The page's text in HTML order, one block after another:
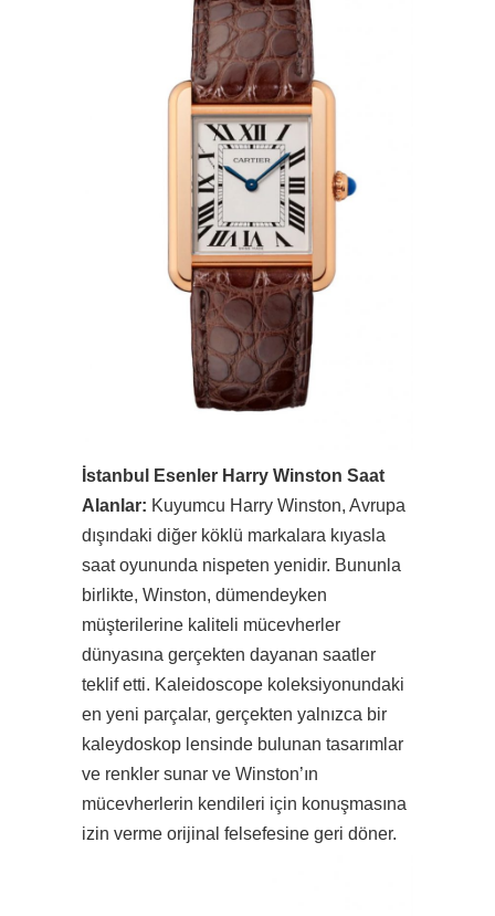
İstanbul Esenler Harry Winston Saat
Alanlar: Kuyumcu Harry Winston, Avrupa
dışındaki diğer köklü markalara kıyasla
saat oyununda nispeten yenidir. Bununla
birlikte, Winston, dümendeyken
müşterilerine kaliteli mücevherler
dünyasına gerçekten dayanan saatler
teklif etti. Kaleidoscope koleksiyonundaki
en yeni parçalar, gerçekten yalnızca bir
kaleydoskop lensinde bulunan tasarımlar
ve renkler sunar ve Winston’ın
mücevherlerin kendileri için konuşmasına
izin verme orijinal felsefesine geri döner.